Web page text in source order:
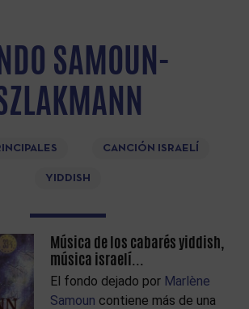
SAMOUN-
CANCIÓN ISRAELÍ
YIDDISH
Música de los cabarés yiddish,
música israelí...
El fondo dejado por Marlène
Samoun contiene más de una